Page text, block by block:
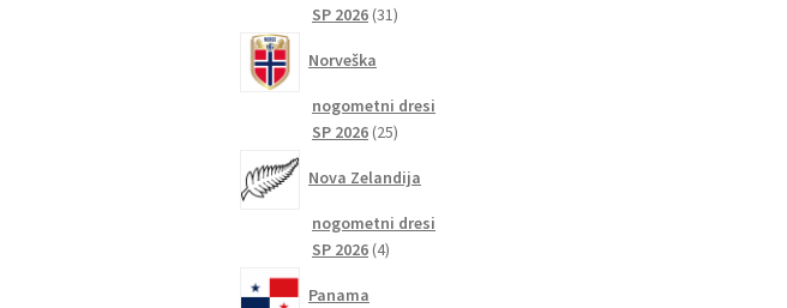
SP 2026 3131
Norveška
nogometni dresi
SP 2026 2525
Nova Zelandija
nogometni dresi
SP 2026 44
Panama